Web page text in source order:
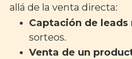
allá de la venta directa:
Captación de leads
sorteos.
Venta de un